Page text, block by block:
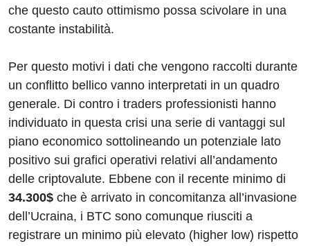
che questo cauto ottimismo possa scivolare in una
costante instabilità.
Per questo motivi i dati che vengono raccolti durante
un conflitto bellico vanno interpretati in un quadro
generale. Di contro i traders professionisti hanno
individuato in questa crisi una serie di vantaggi sul
piano economico sottolineando un potenziale lato
positivo sui grafici operativi relativi all’andamento
delle criptovalute. Ebbene con il recente minimo di
34.300$ che è arrivato in concomitanza all’invasione
dell’Ucraina, i BTC sono comunque riusciti a
registrare un minimo più elevato (higher low) rispetto